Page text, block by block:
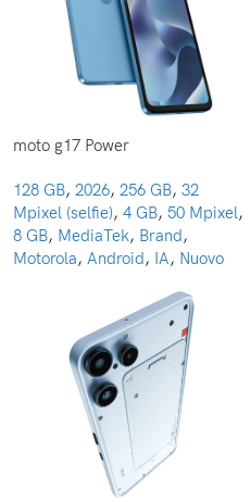
moto g17 Power
128 GB, 2026, 256 GB, 32
Mpixel (selfie), 4 GB, 50 Mpixel,
8 GB, MediaTek, Brand,
Motorola, Android, IA, Nuovo